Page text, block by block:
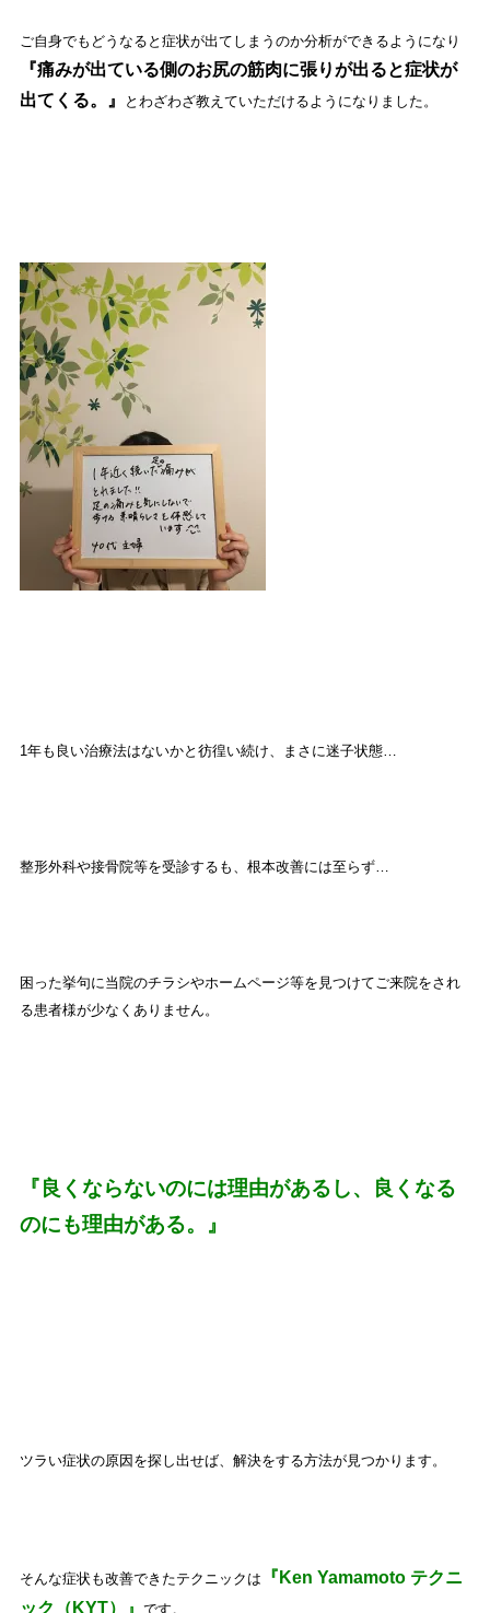
ご自身でもどうなると症状が出てしまうのか分析ができるようになり
『痛みが出ている側のお尻の筋肉に張りが出ると症状が
出てくる。』
とわざわざ教えていただけるようになりました。
1年も良い治療法はないかと彷徨い続け、まさに迷子状態…
整形外科や接骨院等を受診するも、根本改善には至らず…
困った挙句に当院のチラシやホームページ等を見つけてご来院をされ
る患者様が少なくありません。
『良くならないのには理由があるし、良くなる
のにも理由がある。』
ツラい症状の原因を探し出せば、解決をする方法が見つかります。
そんな症状も改善できたテクニックは
『Ken Yamamoto テクニ
ック（KYT）』です。